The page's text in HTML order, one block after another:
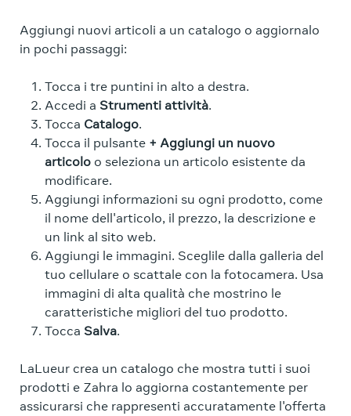
Aggiungi nuovi articoli a un catalogo o aggiornalo
in pochi passaggi:
Tocca i tre puntini in alto a destra.
Accedi a Strumenti attività.
Tocca Catalogo.
Tocca il pulsante + Aggiungi un nuovo
articolo o seleziona un articolo esistente da
modificare.
Aggiungi informazioni su ogni prodotto, come
il nome dell'articolo, il prezzo, la descrizione e
un link al sito web.
Aggiungi le immagini. Sceglile dalla galleria del
tuo cellulare o scattale con la fotocamera. Usa
immagini di alta qualità che mostrino le
caratteristiche migliori del tuo prodotto.
Tocca Salva.
LaLueur crea un catalogo che mostra tutti i suoi
prodotti e Zahra lo aggiorna costantemente per
assicurarsi che rappresenti accuratamente l'offerta